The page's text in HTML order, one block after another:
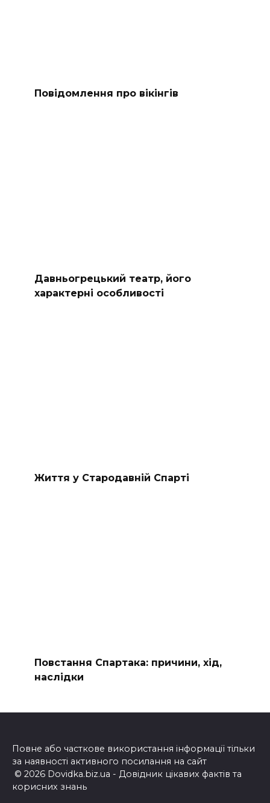
Повідомлення про вікінгів
Давньогрецький театр, його
характерні особливості
Життя у Стародавній Спарті
Повстання Спартака: причини, хід,
наслідки
Повне або часткове використання інформації тільки
за наявності активного посилання на сайт
© 2026 Dovidka.biz.ua - Довідник цікавих фактів та
корисних знань